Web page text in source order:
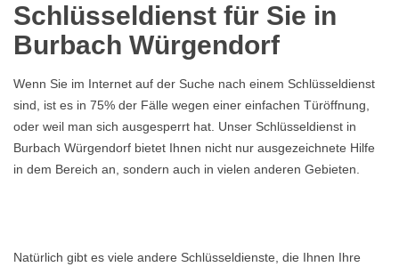
Schlüsseldienst für Sie in
Burbach Würgendorf
Wenn Sie im Internet auf der Suche nach einem Schlüsseldienst
sind, ist es in 75% der Fälle wegen einer einfachen Türöffnung,
oder weil man sich ausgesperrt hat. Unser Schlüsseldienst in
Burbach Würgendorf bietet Ihnen nicht nur ausgezeichnete Hilfe
in dem Bereich an, sondern auch in vielen anderen Gebieten.
Natürlich gibt es viele andere Schlüsseldienste, die Ihnen Ihre